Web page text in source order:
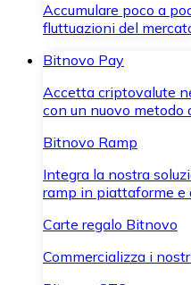
Accumulare poco a
fluttuazioni del
Bitnovo Pay
Accetta criptovalute
con un nuovo metodo
Bitnovo Ramp
Integra la nostra
ramp in piattaforme e
Carte regalo Bitnovo
Commercializza i